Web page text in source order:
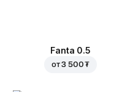
Fanta 0.5
от3 500 ₮